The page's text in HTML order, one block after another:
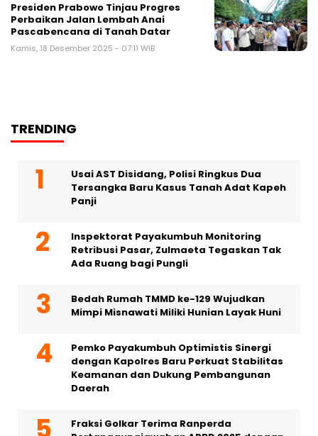
Presiden Prabowo Tinjau Progres
Perbaikan Jalan Lembah Anai
Pascabencana di Tanah Datar
Kamis, 18 Desember 2025 - 07:11 WIB
TRENDING
Usai AST Disidang, Polisi Ringkus Dua
Tersangka Baru Kasus Tanah Adat Kapeh
Panji
Inspektorat Payakumbuh Monitoring
Retribusi Pasar, Zulmaeta Tegaskan Tak
Ada Ruang bagi Pungli
Bedah Rumah TMMD ke-129 Wujudkan
Mimpi Misnawati Miliki Hunian Layak Huni
Pemko Payakumbuh Optimistis Sinergi
dengan Kapolres Baru Perkuat Stabilitas
Keamanan dan Dukung Pembangunan
Daerah
Fraksi Golkar Terima Ranperda